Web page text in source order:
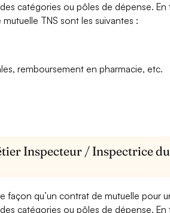
catégories ou pôles de dépense. En
TNS sont les suivantes :
remboursement en pharmacie, etc.
Inspecteur / Inspectrice du
façon qu’un contrat de mutuelle pour
catégories ou pôles de dépense. En